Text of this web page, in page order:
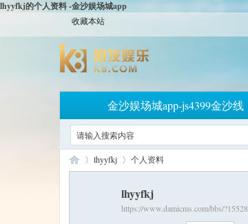
lhyyfkj的个人资料 -金沙娱场城app
收藏本站
金沙娱场城app-js4399金沙线
lhyyfkj 个人资料
lhyyfkj
https://www.damicms.com/bbs/?15528